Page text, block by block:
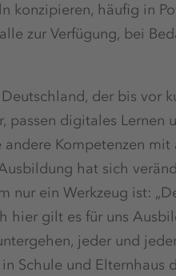
konzipieren, häufig in
zur Verfügung, bei
der bis vor
digitales Lernen
Kompetenzen
hat sich
nur ein Werkzeug ist:
hier gilt es für uns
jeder und
Schule und Elternhaus